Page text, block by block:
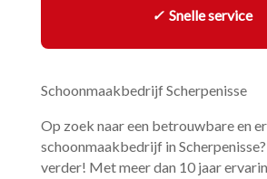
✓Snelle service
Schoonmaakbedrijf Scherpenisse
Op zoek naar een betrouwbare en
schoonmaakbedrijf in
verder! Met meer dan 10 jaar